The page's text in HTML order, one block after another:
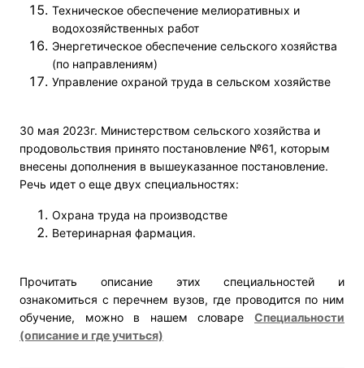
Техническое обеспечение мелиоративных и
водохозяйственных работ
Энергетическое обеспечение сельского хозяйства
(по направлениям)
Управление охраной труда в сельском хозяйстве
30 мая 2023г. Министерством сельского хозяйства и
продовольствия принято постановление №61, которым
внесены дополнения в вышеуказанное постановление.
Речь идет о еще двух специальностях:
Охрана труда на производстве
Ветеринарная фармация.
Прочитать описание этих специальностей и
ознакомиться с перечнем вузов, где проводится по ним
обучение, можно в нашем словаре Специальности
(описание и где учиться)